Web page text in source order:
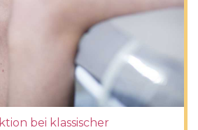
bei klassischer